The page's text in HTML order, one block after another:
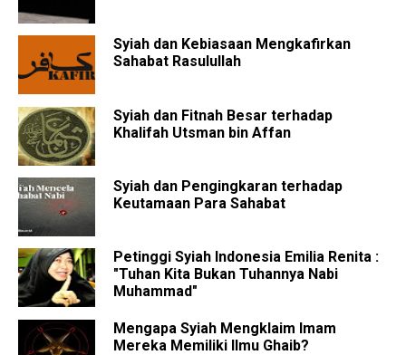
Syiah dan Kebiasaan Mengkafirkan
Sahabat Rasulullah
Syiah dan Fitnah Besar terhadap
Khalifah Utsman bin Affan
Syiah dan Pengingkaran terhadap
Keutamaan Para Sahabat
Petinggi Syiah Indonesia Emilia Renita :
"Tuhan Kita Bukan Tuhannya Nabi
Muhammad"
Mengapa Syiah Mengklaim Imam
Mereka Memiliki Ilmu Ghaib?